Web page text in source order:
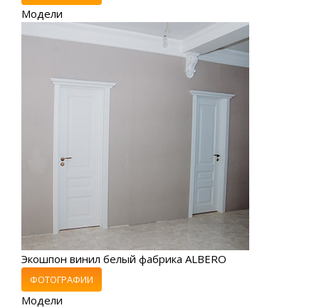
Модели
Экошпон винил белый фабрика ALBERO
ФОТОГРАФИИ
Модели